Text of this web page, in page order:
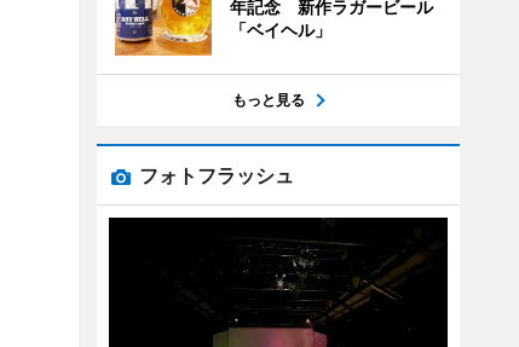
年記念 新作ラガービール
「ベイヘル」
もっと見る
フォトフラッシュ